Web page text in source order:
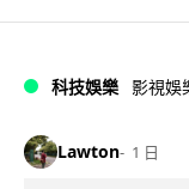
科技娛樂 影視娛
Lawton 1 日